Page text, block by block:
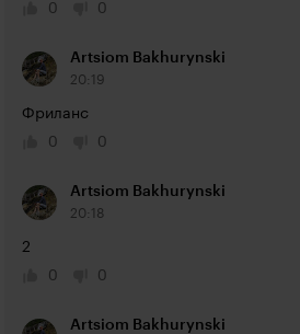
0
0
Artsiom Bakhurynski
20:19
Фриланс
0
0
Artsiom Bakhurynski
20:18
2
0
0
Artsiom Bakhurynski